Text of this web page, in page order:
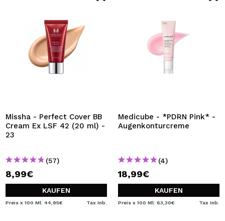
Missha - Perfect Cover BB
Cream Ex LSF 42 (20 ml) -
23
(57)
8,99€
KAUFEN
Preis x 100 Ml: 44,95€ Tax Inb.
Medicube - *PDRN Pink* -
Augenkonturcreme
(4)
18,99€
KAUFEN
Preis x 100 Ml: 63,30€ Tax Inb.